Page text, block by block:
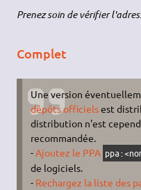
Prenez soin de vérifier
Complet
Une version
dépôts officielsest
distribution n'est
recommandée.
-Ajoutez le PPA
de logiciels.
- Rechargez la liste des